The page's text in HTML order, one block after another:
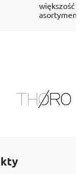
większość